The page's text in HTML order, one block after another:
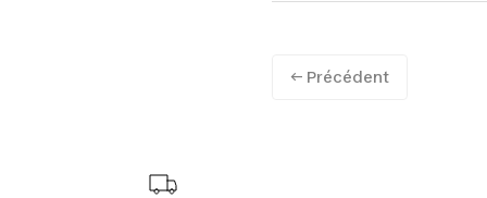
← Précédent